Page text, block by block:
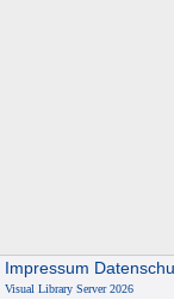
Impressum
Visual Library Server 2026